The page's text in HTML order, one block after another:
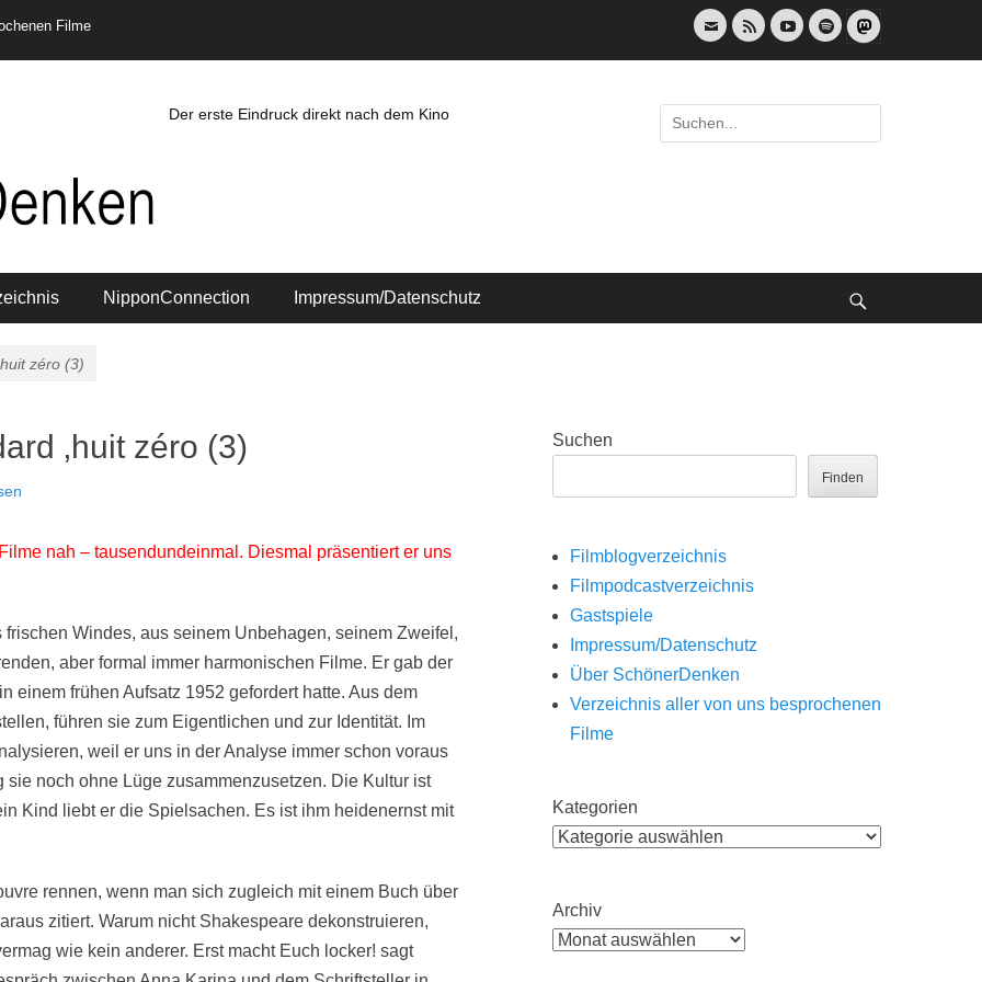
Filme
E-
Mail
Feed YouTubeSpotify
Der erste Eindruck direkt nach dem Kino
Suche
nach:
NipponConnection Impressum/Datenschutz
zéro (3)
‚huit zéro (3)
nah – tausendundeinmal. Diesmal präsentiert er uns
Windes, aus seinem Unbehagen, seinem Zweifel,
aber formal immer harmonischen Filme. Er gab der
einem frühen Aufsatz 1952 gefordert hatte. Aus dem
führen sie zum Eigentlichen und zur Identität. Im
weil er uns in der Analyse immer schon voraus
noch ohne Lüge zusammenzusetzen. Die Kultur ist
Kind liebt er die Spielsachen. Es ist ihm heidenernst mit
rennen, wenn man sich zugleich mit einem Buch über
zitiert. Warum nicht Shakespeare dekonstruieren,
wie kein anderer. Erst macht Euch locker! sagt
Suchen
Finden
Filmblogverzeichnis
Filmpodcastverzeichnis
Gastspiele
Impressum/Datenschutz
Über SchönerDenken
Verzeichnis aller von uns besprochenen
Filme
Kategorien
Archiv